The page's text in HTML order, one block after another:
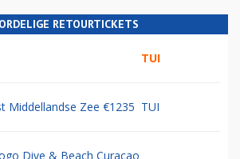
RETOURTICKETS
TUI
Middellandse Zee €1235 TUI
Dive & Beach Curacao